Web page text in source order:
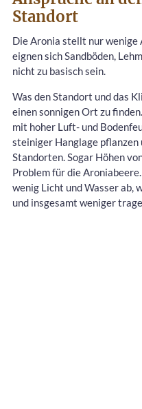
Standort
Die Aronia stellt nur wenige
eignen sich Sandböden,
nicht zu basisch sein.
Was den Standort und das
einen sonnigen Ort zu
mit hoher Luft- und
steiniger Hanglage pflanzen
Standorten. Sogar Höhen
Problem für die
wenig Licht und Wasser ab,
und insgesamt weniger